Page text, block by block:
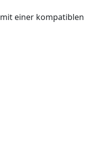
mit einer kompatiblen